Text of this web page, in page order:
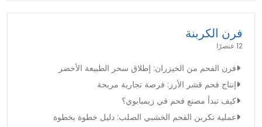
فرن الكربنة
12 عنصرًا
فرن الفحم من الخيزران: إطلاق سحر الطبيعة الأخضر
إنتاج فحم قشر الأرز: فرصة تجارية مربحة
كيف تبدأ مصنع فحم في زيمبابوي؟
عملية تكربن الفحم الخشبي الصلب: دليل خطوة بخطوة